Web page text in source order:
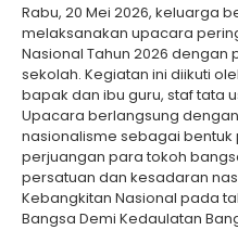
Rabu, 20 Mei 2026, keluarga
melaksanakan upacara
Nasional Tahun 2026
sekolah. Kegiatan ini diikuti
bapak dan ibu guru, staf tata
Upacara berlangsung
nasionalisme sebagai
perjuangan para tokoh
persatuan dan kesadaran
Kebangkitan Nasional pada
Bangsa Demi Kedaulatan